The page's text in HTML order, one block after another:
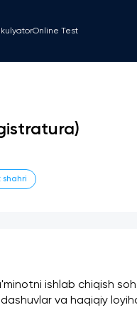
Online Test
shahri
ishlab chiqish
va haqiqiy